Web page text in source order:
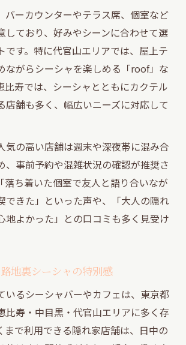
バーカウンターやテラス席、個室など
しており、好みやシーンに合わせて選
です。特に代官山エリアでは、屋上テ
ながらシーシャを楽しめる「roof」な
比寿では、シーシャとともにカクテル
店舗も多く、幅広いニーズに対応して
気の高い店舗は週末や深夜帯に混み合
、事前予約や混雑状況の確認が推奨さ
落ち着いた個室で友人と語り合いなが
できた」といった声や、「大人の隠れ
地よかった」との口コミも多く見受け
地裏シーシャの特別感
いるシーシャバーやカフェは、東京都
比寿・中目黒・代官山エリアに多く存
まで利用できる隠れ家店舗は、日中の